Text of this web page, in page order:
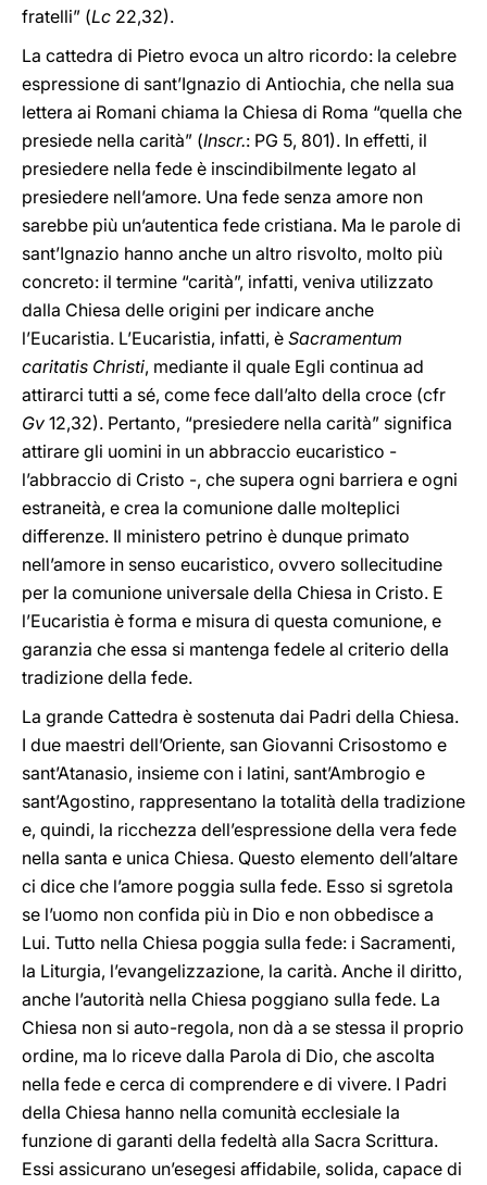
fratelli” (Lc 22,32).
La cattedra di Pietro evoca un altro ricordo: la celebre
espressione di sant’Ignazio di Antiochia, che nella sua
lettera ai Romani chiama la Chiesa di Roma “quella che
presiede nella carità” (Inscr.: PG 5, 801). In effetti, il
presiedere nella fede è inscindibilmente legato al
presiedere nell’amore. Una fede senza amore non
sarebbe più un’autentica fede cristiana. Ma le parole di
sant’Ignazio hanno anche un altro risvolto, molto più
concreto: il termine “carità”, infatti, veniva utilizzato
dalla Chiesa delle origini per indicare anche
l’Eucaristia. L’Eucaristia, infatti, è Sacramentum
caritatis Christi, mediante il quale Egli continua ad
attirarci tutti a sé, come fece dall’alto della croce (cfr
Gv 12,32). Pertanto, “presiedere nella carità” significa
attirare gli uomini in un abbraccio eucaristico -
l’abbraccio di Cristo -, che supera ogni barriera e ogni
estraneità, e crea la comunione dalle molteplici
differenze. Il ministero petrino è dunque primato
nell’amore in senso eucaristico, ovvero sollecitudine
per la comunione universale della Chiesa in Cristo. E
l’Eucaristia è forma e misura di questa comunione, e
garanzia che essa si mantenga fedele al criterio della
tradizione della fede.
La grande Cattedra è sostenuta dai Padri della Chiesa.
I due maestri dell’Oriente, san Giovanni Crisostomo e
sant’Atanasio, insieme con i latini, sant’Ambrogio e
sant’Agostino, rappresentano la totalità della tradizione
e, quindi, la ricchezza dell’espressione della vera fede
nella santa e unica Chiesa. Questo elemento dell’altare
ci dice che l’amore poggia sulla fede. Esso si sgretola
se l’uomo non confida più in Dio e non obbedisce a
Lui. Tutto nella Chiesa poggia sulla fede: i Sacramenti,
la Liturgia, l’evangelizzazione, la carità. Anche il diritto,
anche l’autorità nella Chiesa poggiano sulla fede. La
Chiesa non si auto-regola, non dà a se stessa il proprio
ordine, ma lo riceve dalla Parola di Dio, che ascolta
nella fede e cerca di comprendere e di vivere. I Padri
della Chiesa hanno nella comunità ecclesiale la
funzione di garanti della fedeltà alla Sacra Scrittura.
Essi assicurano un’esegesi affidabile, solida, capace di